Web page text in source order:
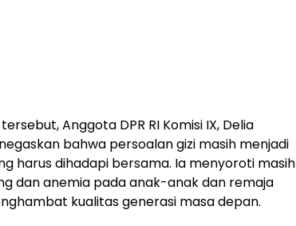
Anggota DPR RI Komisi IX, Delia
bahwa persoalan gizi masih menjadi
harus dihadapi bersama. Ia menyoroti masih
dan anemia pada anak-anak dan remaja
kualitas generasi masa depan.